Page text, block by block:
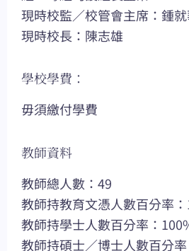
現時校監／校管會主席：鍾
現時校長：陳志雄
學校學費：
毋須繳付學費
教師資料
教師總人數：49
教師持教育文憑人數百分率
教師持學士人數百分率：
教師持碩士／博士人數百分